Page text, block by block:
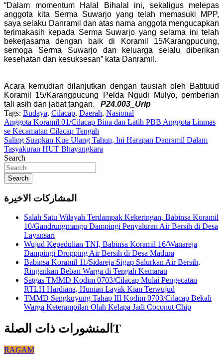
“Dalam momentum Halal Bihalal ini, sekaligus melepas
anggota kita Serma Suwarjo yang telah memasuki MPP,
saya selaku Danramil dan atas nama anggota mengucapkan
terimakasih kepada Serma Suwarjo yang selama ini telah
bekerjasama dengan baik di Koramil 15/Karangpucung,
semoga Serma Suwarjo dan keluarga selalu diberikan
kesehatan dan kesuksesan” kata Danramil.
Acara kemudian dilanjutkan dengan tausiah oleh Batituud
Koramil 15/Karangpucung Pelda Ngudi Mulyo, pemberian
tali asih dan jabat tangan. P24.003_Urip
Tags: Budaya, Cilacap, Daerah, Nasional
Navigasi
pos
Anggota Koramil 01/Cilacap Bina dan Latih PBB Anggota Linmas
se Kecamatan Cilacap Tengah
Saling Suapkan Kue Ulang Tahun, Ini Harapan Danramil Dalam
Tasyakuran HUT Bhayangkara
Search
Search
المشاركات الاخيرة
Salah Satu Wilayah Terdampak Kekeringan, Babinsa Koramil
10/Gandrungmangu Dampingi Penyaluran Air Bersih di Desa
Layansari
Wujud Kepedulian TNI, Babinsa Koramil 16/Wanareja
Dampingi Dropping Air Bersih di Desa Madura
Babinsa Koramil 11/Sidareja Sigap Salurkan Air Bersih,
Ringankan Beban Warga di Tengah Kemarau
Satgas TMMD Kodim 0703/Cilacap Mulai Pengecatan
RTLH Hardiana, Hunian Layak Kian Terwujud
TMMD Sengkuyung Tahap III Kodim 0703/Cilacap Bekali
Warga Keterampilan Olah Kelapa Jadi Coconut Chip
المنشورات ذات الصلةT
RAGAM